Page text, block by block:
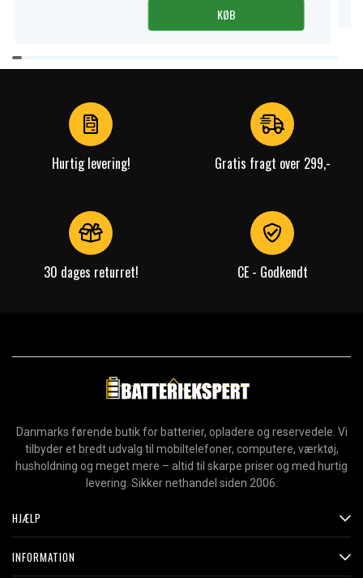
KØB
Item
1
Hurtig levering! Gratis fragt over 299,-
30 dages returret! CE - Godkendt
Danmarks førende butik for batterier, opladere og reservedele. Vi
tilbyder et bredt udvalg til mobiltelefoner, computere, værktøj,
husholdning og meget mere – altid til skarpe priser og med hurtig
levering. Sikker nethandel siden 2006.
HJÆLP
INFORMATION